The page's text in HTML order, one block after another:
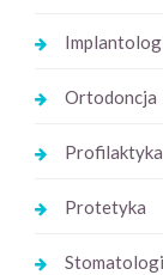
Ortodoncja
Profilaktyka
Protetyka